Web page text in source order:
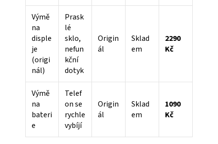
Výmě
na
disple
je
(origi
nál)
Prask
lé
sklo,
nefun
kční
dotyk
Origin
ál
Sklad
em
2290
Kč
Výmě
na
bateri
e
Telef
on se
rychle
vybíjí
Origin
ál
Sklad
em
1090
Kč